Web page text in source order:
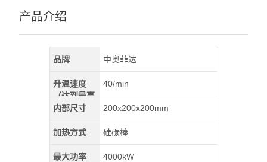
产品介绍
品牌 中奥菲达
升温速度
（达到最高
温）
40/min
内部尺寸 200x200x200mm
加热方式 硅碳棒
最大功率 4000kW